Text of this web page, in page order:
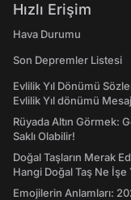
Hızlı Erişim
Hava Durumu
Son Depremler Listesi
Evlilik Yıl Dönümü
Evlilik Yıl dönümü
Rüyada Altın Görmek:
Saklı Olabilir!
Doğal Taşların Merak
Hangi Doğal Taş Ne İşe
Emojilerin Anlamları: